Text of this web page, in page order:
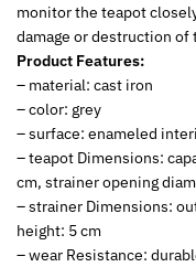
monitor the teapot
damage or destruction of
Product Features:
– material: cast iron
– color: grey
– surface: enameled
– teapot Dimensions:
cm, strainer opening
– strainer Dimensions:
height: 5 cm
– wear Resistance: